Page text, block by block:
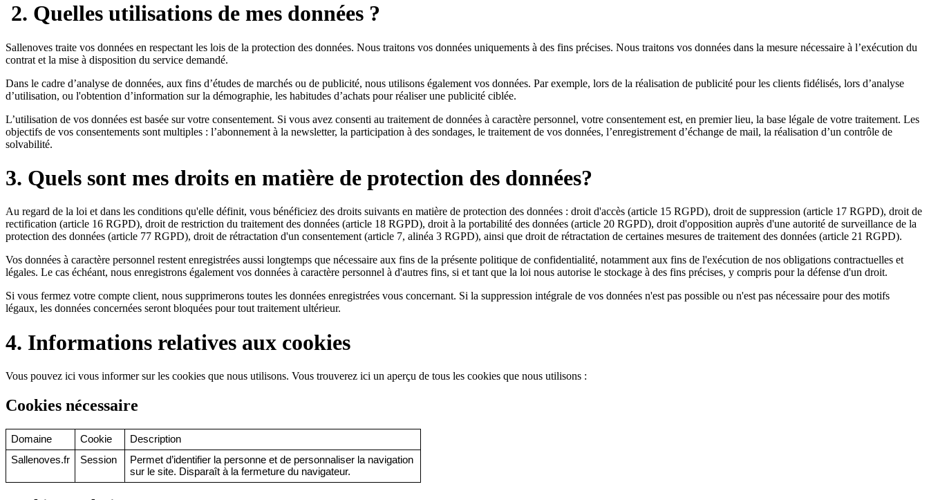
2. Quelles utilisations de mes données ?
Sallenoves traite vos données en respectant les lois de la protection des données. Nous traitons vos données uniquements à des fins précises. Nous traitons vos données dans la mesure nécessaire à l’exécution du
contrat et la mise à disposition du service demandé.
Dans le cadre d’analyse de données, aux fins d’études de marchés ou de publicité, nous utilisons également vos données. Par exemple, lors de la réalisation de publicité pour les clients fidélisés, lors d’analyse
d’utilisation, ou l'obtention d’information sur la démographie, les habitudes d’achats pour réaliser une publicité ciblée.
L’utilisation de vos données est basée sur votre consentement. Si vous avez consenti au traitement de données à caractère personnel, votre consentement est, en premier lieu, la base légale de votre traitement. Les
objectifs de vos consentements sont multiples : l’abonnement à la newsletter, la participation à des sondages, le traitement de vos données, l’enregistrement d’échange de mail, la réalisation d’un contrôle de
solvabilité.
3. Quels sont mes droits en matière de protection des données?
Au regard de la loi et dans les conditions qu'elle définit, vous bénéficiez des droits suivants en matière de protection des données : droit d'accès (article 15 RGPD), droit de suppression (article 17 RGPD), droit de
rectification (article 16 RGPD), droit de restriction du traitement des données (article 18 RGPD), droit à la portabilité des données (article 20 RGPD), droit d'opposition auprès d'une autorité de surveillance de la
protection des données (article 77 RGPD), droit de rétractation d'un consentement (article 7, alinéa 3 RGPD), ainsi que droit de rétractation de certaines mesures de traitement des données (article 21 RGPD).
Vos données à caractère personnel restent enregistrées aussi longtemps que nécessaire aux fins de la présente politique de confidentialité, notamment aux fins de l'exécution de nos obligations contractuelles et
légales. Le cas échéant, nous enregistrons également vos données à caractère personnel à d'autres fins, si et tant que la loi nous autorise le stockage à des fins précises, y compris pour la défense d'un droit.
Si vous fermez votre compte client, nous supprimerons toutes les données enregistrées vous concernant. Si la suppression intégrale de vos données n'est pas possible ou n'est pas nécessaire pour des motifs
légaux, les données concernées seront bloquées pour tout traitement ultérieur.
4. Informations relatives aux cookies
Vous pouvez ici vous informer sur les cookies que nous utilisons. Vous trouverez ici un aperçu de tous les cookies que nous utilisons :
Cookies nécessaire
Domaine Cookie
Description
Sallenoves.fr
Session
Permet d’identifier la personne et de personnaliser la navigation
sur le site. Disparaît à la fermeture du navigateur.